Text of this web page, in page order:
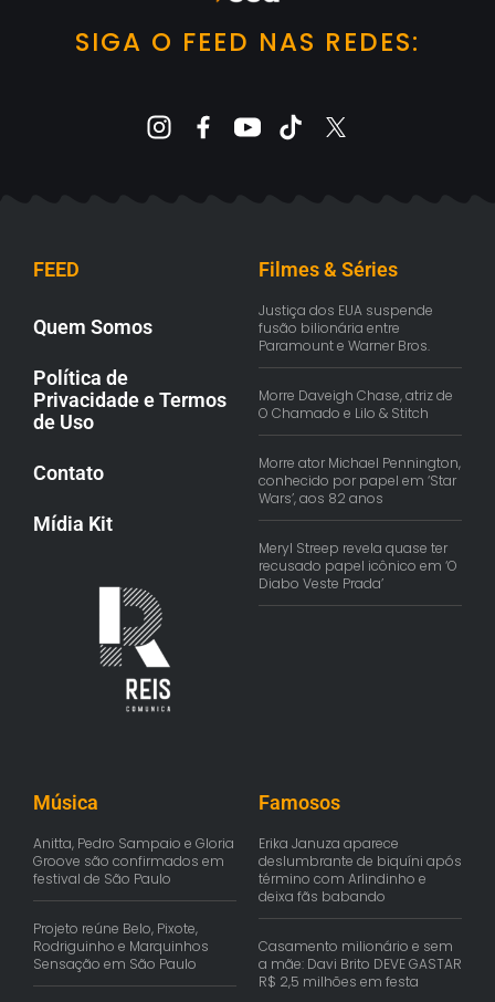
SIGA O FEED NAS REDES:
FEED
Quem Somos
Política de
Privacidade e Termos
de Uso
Contato
Mídia Kit
Filmes & Séries
Justiça dos EUA suspende
fusão bilionária entre
Paramount e Warner Bros.
Morre Daveigh Chase, atriz de
O Chamado e Lilo & Stitch
Morre ator Michael Pennington,
conhecido por papel em ‘Star
Wars’, aos 82 anos
Meryl Streep revela quase ter
recusado papel icônico em ‘O
Diabo Veste Prada’
Música
Anitta, Pedro Sampaio e Gloria
Groove são confirmados em
festival de São Paulo
Projeto reúne Belo, Pixote,
Rodriguinho e Marquinhos
Sensação em São Paulo
Famosos
Erika Januza aparece
deslumbrante de biquíni após
término com Arlindinho e
deixa fãs babando
Casamento milionário e sem
a mãe: Davi Brito DEVE GASTAR
R$ 2,5 milhões em festa